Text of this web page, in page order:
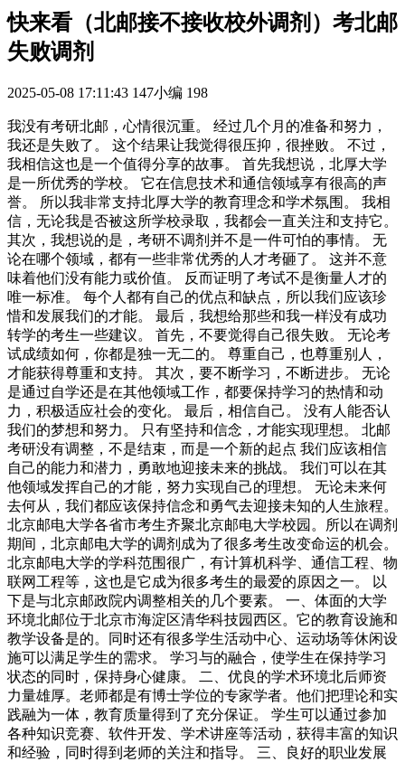
快来看（北邮接不接收校外调剂）考北邮
失败调剂
2025-05-08 17:11:43 147小编 198
我没有考研北邮，心情很沉重。 经过几个月的准备和努力，
我还是失败了。 这个结果让我觉得很压抑，很挫败。 不过，
我相信这也是一个值得分享的故事。 首先我想说，北厚大学
是一所优秀的学校。 它在信息技术和通信领域享有很高的声
誉。 所以我非常支持北厚大学的教育理念和学术氛围。 我相
信，无论我是否被这所学校录取，我都会一直关注和支持它。
其次，我想说的是，考研不调剂并不是一件可怕的事情。 无
论在哪个领域，都有一些非常优秀的人才考砸了。 这并不意
味着他们没有能力或价值。 反而证明了考试不是衡量人才的
唯一标准。 每个人都有自己的优点和缺点，所以我们应该珍
惜和发展我们的才能。 最后，我想给那些和我一样没有成功
转学的考生一些建议。 首先，不要觉得自己很失败。 无论考
试成绩如何，你都是独一无二的。 尊重自己，也尊重别人，
才能获得尊重和支持。 其次，要不断学习，不断进步。 无论
是通过自学还是在其他领域工作，都要保持学习的热情和动
力，积极适应社会的变化。 最后，相信自己。 没有人能否认
我们的梦想和努力。 只有坚持和信念，才能实现理想。 北邮
考研没有调整，不是结束，而是一个新的起点 我们应该相信
自己的能力和潜力，勇敢地迎接未来的挑战。 我们可以在其
他领域发挥自己的才能，努力实现自己的理想。 无论未来何
去何从，我们都应该保持信念和勇气去迎接未知的人生旅程。
北京邮电大学各省市考生齐聚北京邮电大学校园。所以在调剂
期间，北京邮电大学的调剂成为了很多考生改变命运的机会。
北京邮电大学的学科范围很广，有计算机科学、通信工程、物
联网工程等，这也是它成为很多考生的最爱的原因之一。 以
下是与北京邮政院内调整相关的几个要素。 一、体面的大学
环境北邮位于北京市海淀区清华科技园西区。它的教育设施和
教学设备是的。同时还有很多学生活动中心、运动场等休闲设
施可以满足学生的需求。 学习与的融合，使学生在保持学习
状态的同时，保持身心健康。 二、优良的学术环境北后师资
力量雄厚。老师都是有博士学位的专家学者。他们把理论和实
践融为一体，教育质量得到了充分保证。 学生可以通过参加
各种知识竞赛、软件开发、学术讲座等活动，获得丰富的知识
和经验，同时得到老师的关注和指导。 三、良好的职业发展